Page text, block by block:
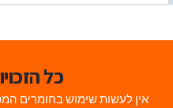
כל
אין לעשות שימוש בחומרים